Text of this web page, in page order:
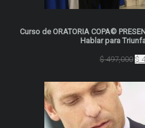
Curso de ORATORIA COPA©
Hablar para
$497,000 El
$